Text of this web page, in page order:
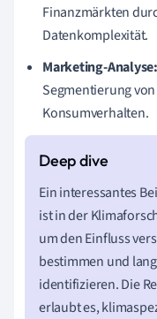
Finanzmärkten
Datenkomplexität.
Marketing-Analyse:
Segmentierung
Konsumverhalten.
Ein interessantes
ist in der
um den Einfluss
bestimmen und
identifizieren. Die
erlaubt es,